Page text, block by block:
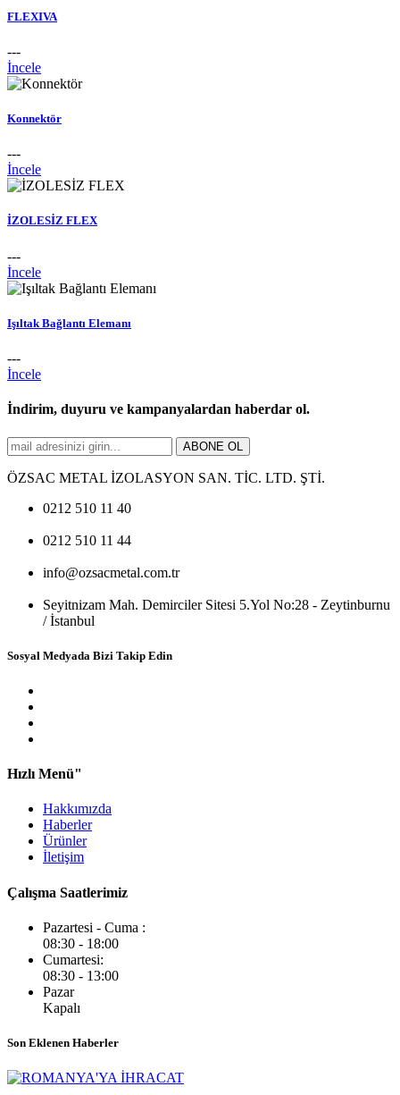
FLEXIVA
---
İncele
Konnektör
---
İncele
İZOLESİZ FLEX
---
İncele
Işıltak Bağlantı Elemanı
---
İncele
İndirim, duyuru ve kampanyalardan haberdar ol.
ABONE OL
ÖZSAC METAL İZOLASYON SAN. TİC. LTD. ŞTİ.
0212 510 11 40
0212 510 11 44
info@ozsacmetal.com.tr
Seyitnizam Mah. Demirciler Sitesi 5.Yol No:28 - Zeytinburnu
/ İstanbul
Sosyal Medyada Bizi Takip Edin
Hızlı Menü"
Hakkımızda
Haberler
Ürünler
İletişim
Çalışma Saatlerimiz
Pazartesi - Cuma :
08:30 - 18:00
Cumartesi:
08:30 - 13:00
Pazar
Kapalı
Son Eklenen Haberler